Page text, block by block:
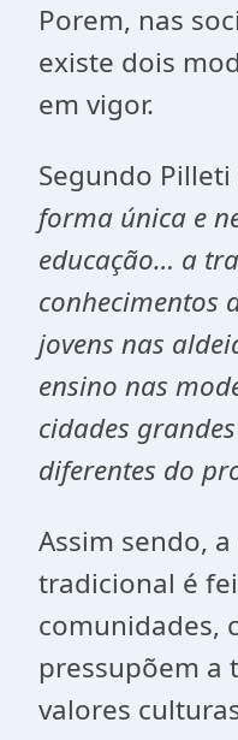
Porem, nas
existe dois
em vigor.
Segundo Pilleti
forma única e
educação… a
conhecimentos
jovens nas
ensino nas
cidades
diferentes do
Assim sendo,
tradicional é
comunidades,
pressupõem a
valores